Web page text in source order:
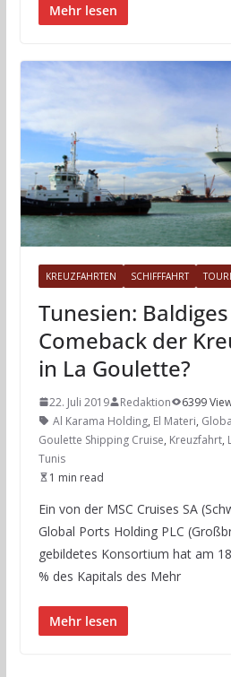
Mehr lesen
KREUZFAHRTEN SCHIFFFAHRT
Tunesien: Baldiges
Comeback der
in La Goulette?
22. Juli 2019 Redaktion
6399
Al Karama Holding, El Materi,
Goulette Shipping Cruise, Kreuzfahrt,
Tunis
1 min read
Ein von der MSC Cruises SA
Global Ports Holding PLC
gebildetes Konsortium hat am
% des Kapitals des Mehr
Mehr lesen